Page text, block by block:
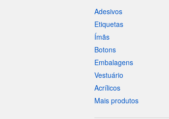
Adesivos
Etiquetas
Ímãs
Botons
Embalagens
Vestuário
Acrílicos
Mais produtos